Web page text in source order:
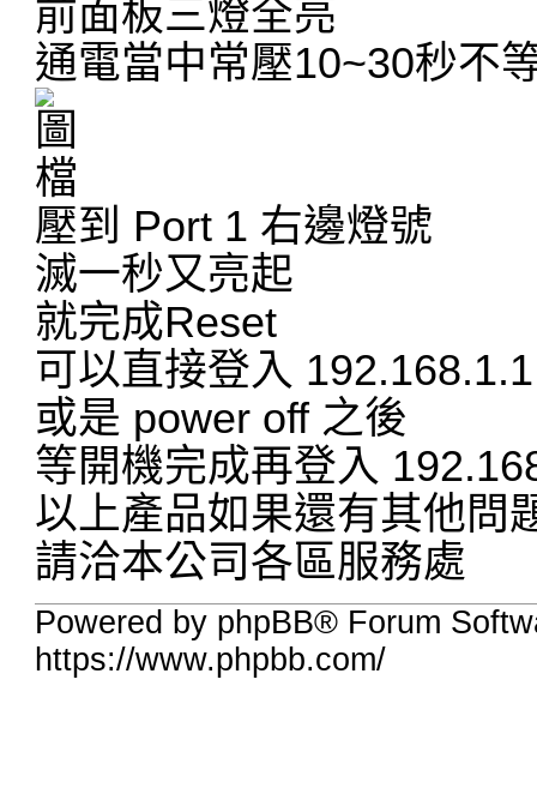
前面板三燈全亮
通電當中常壓10~30秒不
壓到 Port 1 右邊燈號
滅一秒又亮起
就完成Reset
可以直接登入
或是 power off 之後
等開機完成再登入
以上產品如果還有其他問
請洽本公司各區服務處
Powered by phpBB® Forum
https://www.phpbb.com/